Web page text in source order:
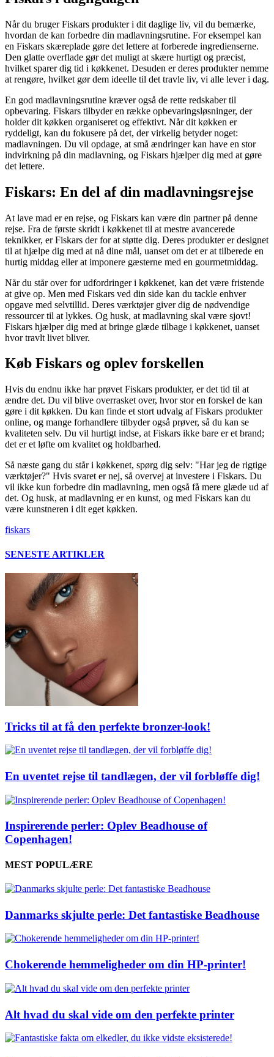
Når du bruger Fiskars produkter i dit daglige liv, vil du bemærke,
hvordan de kan forbedre din madlavningsrutine. For eksempel kan
en Fiskars skæreplade gøre det lettere at forberede ingredienserne.
Den glatte overflade gør det muligt at skære hurtigt og præcist,
hvilket sparer dig tid i køkkenet. Desuden er deres produkter nemme
at rengøre, hvilket gør dem ideelle til det travle liv, vi alle lever i dag.
En god madlavningsrutine kræver også de rette redskaber til
opbevaring. Fiskars tilbyder en række opbevaringsløsninger, der
holder dit køkken organiseret og effektivt. Når dit køkken er
ryddeligt, kan du fokusere på det, der virkelig betyder noget:
madlavningen. Du vil opdage, at små ændringer kan have en stor
indvirkning på din madlavning, og Fiskars hjælper dig med at gøre
det lettere.
Fiskars: En del af din madlavningsrejse
At lave mad er en rejse, og Fiskars kan være din partner på denne
rejse. Fra de første skridt i køkkenet til at mestre avancerede
teknikker, er Fiskars der for at støtte dig. Deres produkter er designet
til at hjælpe dig med at nå dine mål, uanset om det er at tilberede en
hurtig middag eller at imponere gæsterne med en gourmetmiddag.
Når du står over for udfordringer i køkkenet, kan det være fristende
at give op. Men med Fiskars ved din side kan du tackle enhver
opgave med selvtillid. Deres værktøjer giver dig de nødvendige
ressourcer til at lykkes. Og husk, at madlavning skal være sjovt!
Fiskars hjælper dig med at bringe glæde tilbage i køkkenet, uanset
hvor travlt livet bliver.
Køb Fiskars og oplev forskellen
Hvis du endnu ikke har prøvet Fiskars produkter, er det tid til at
ændre det. Du vil blive overrasket over, hvor stor en forskel de kan
gøre i dit køkken. Du kan finde et stort udvalg af Fiskars produkter
online, og mange forhandlere tilbyder også prøver, så du kan se
kvaliteten selv. Du vil hurtigt indse, at Fiskars ikke bare er et brand;
det er et løfte om kvalitet og holdbarhed.
Så næste gang du står i køkkenet, spørg dig selv: "Har jeg de rigtige
værktøjer?" Hvis svaret er nej, så overvej at investere i Fiskars. Du
vil ikke kun forbedre din madlavning, men også få mere glæde ud af
det. Og husk, at madlavning er en kunst, og med Fiskars kan du
være kunstneren i dit eget køkken.
fiskars
SENESTE ARTIKLER
Tricks til at få den perfekte bronzer-look!
En uventet rejse til tandlægen, der vil forbløffe dig!
Inspirerende perler: Oplev Beadhouse of
Copenhagen!
MEST POPULÆRE
Danmarks skjulte perle: Det fantastiske Beadhouse
Chokerende hemmeligheder om din HP-printer!
Alt hvad du skal vide om den perfekte printer